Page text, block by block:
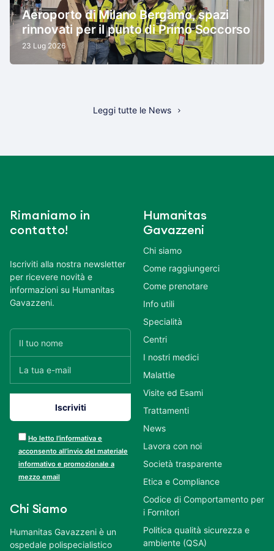
Aeroporto di Milano Bergamo, spazi
rinnovati per il punto di Primo Soccorso
23 Lug 2026
Leggi tutte le News
Rimaniamo in
contatto!
Iscriviti alla nostra newsletter
per ricevere novità e
informazioni su Humanitas
Gavazzeni.
Ho letto l’informativa e
acconsento all’invio del materiale
informativo e promozionale a
mezzo email
Chi Siamo
Humanitas Gavazzeni è un
ospedale polispecialistico
Humanitas
Gavazzeni
Chi siamo
Come raggiungerci
Come prenotare
Info utili
Specialità
Centri
I nostri medici
Malattie
Visite ed Esami
Trattamenti
News
Lavora con noi
Società trasparente
Etica e Compliance
Codice di Comportamento per
i Fornitori
Politica qualità sicurezza e
ambiente (QSA)